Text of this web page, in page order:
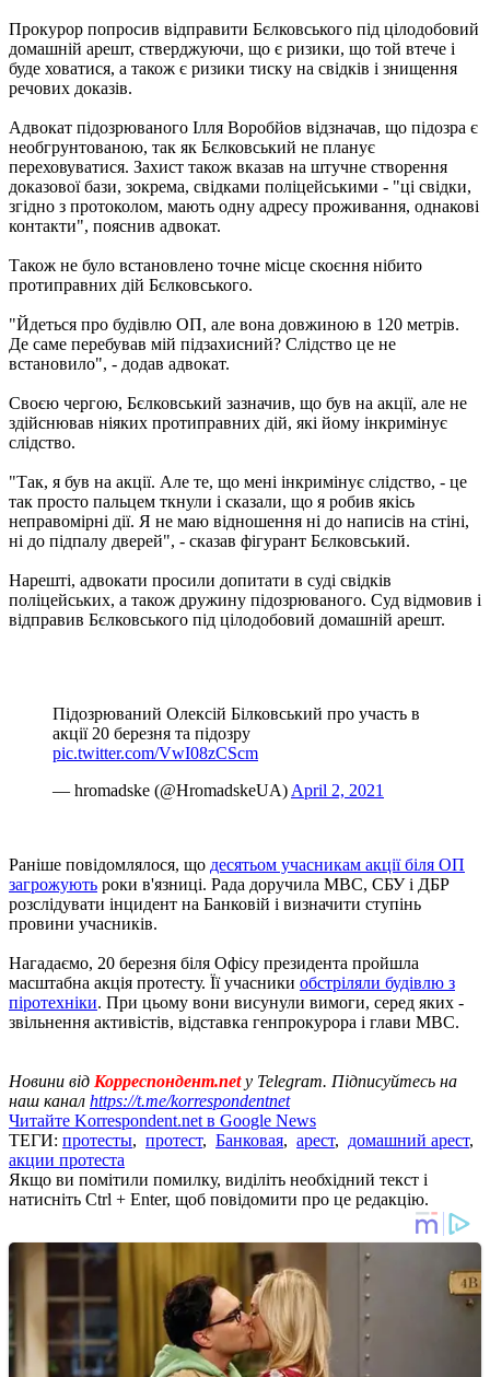
Прокурор попросив відправити Бєлковського під цілодобовий
домашній арешт, стверджуючи, що є ризики, що той втече і
буде ховатися, а також є ризики тиску на свідків і знищення
речових доказів.
Адвокат підозрюваного Ілля Воробйов відзначав, що підозра є
необгрунтованою, так як Бєлковський не планує
переховуватися. Захист також вказав на штучне створення
доказової бази, зокрема, свідками поліцейськими - "ці свідки,
згідно з протоколом, мають одну адресу проживання, однакові
контакти", пояснив адвокат.
Також не було встановлено точне місце скоєння нібито
протиправних дій Бєлковського.
"Йдеться про будівлю ОП, але вона довжиною в 120 метрів.
Де саме перебував мій підзахисний? Слідство це не
встановило", - додав адвокат.
Своєю чергою, Бєлковський зазначив, що був на акції, але не
здійснював ніяких протиправних дій, які йому інкримінує
слідство.
"Так, я був на акції. Але те, що мені інкримінує слідство, - це
так просто пальцем ткнули і сказали, що я робив якісь
неправомірні дії. Я не маю відношення ні до написів на стіні,
ні до підпалу дверей", - сказав фігурант Бєлковський.
Нарешті, адвокати просили допитати в суді свідків
поліцейських, а також дружину підозрюваного. Суд відмовив і
відправив Бєлковського під цілодобовий домашній арешт.
Підозрюваний Олексій Білковський про участь в
акції 20 березня та підозру
pic.twitter.com/VwI08zCScm
— hromadske (@HromadskeUA) April 2, 2021
Раніше повідомлялося, що десятьом учасникам акції біля ОП
загрожують роки в'язниці. Рада доручила МВС, СБУ і ДБР
розслідувати інцидент на Банковій і визначити ступінь
провини учасників.
Нагадаємо, 20 березня біля Офісу президента пройшла
масштабна акція протесту. Її учасники обстріляли будівлю з
піротехніки. При цьому вони висунули вимоги, серед яких -
звільнення активістів, відставка генпрокурора і глави МВС.
Новини від Корреспондент.netу Telegram. Підписуйтесь на
наш канал https://t.me/korrespondentnet
Читайте Korrespondent.net в Google News
ТЕГИ: протесты, протест, Банковая, арест, домашний арест,
акции протеста
Якщо ви помітили помилку, виділіть необхідний текст і
натисніть Ctrl + Enter, щоб повідомити про це редакцію.